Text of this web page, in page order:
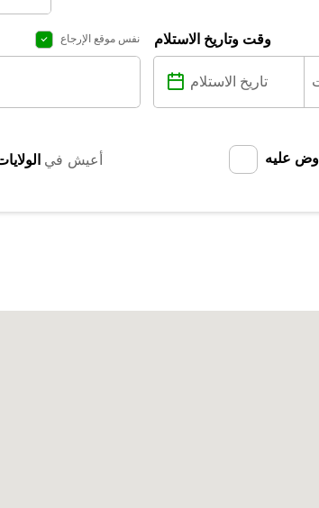
نفس موقع الإرجاع وقت وتاريخ الاستلام
أعيش في عليه